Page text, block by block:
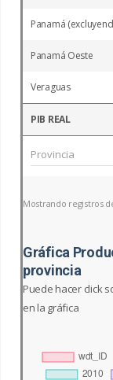
Panamá
Panamá Oeste
Veraguas
PIB REAL
Mostrando registros
Gráfica
provincia
Puede hacer click
en la gráfica